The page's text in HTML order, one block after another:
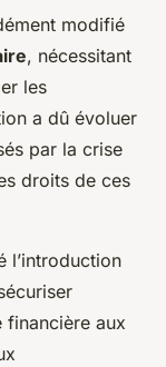
modifié
, nécessitant
les
a dû évoluer
par la crise
droits de ces
l’introduction
financière aux